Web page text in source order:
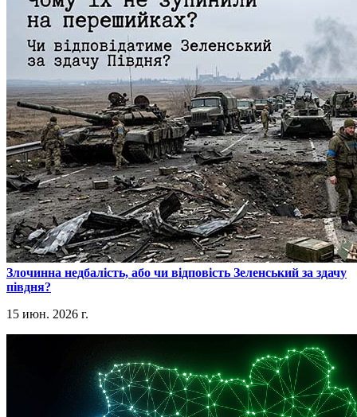
​Злочинна недбалість, або чи відповість Зеленський за здачу
півдня?
15 июн. 2026 г.